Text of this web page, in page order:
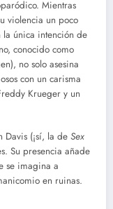
Mientras
violencia un poco
la única intención de
conocido como
no solo asesina
con un carisma
Krueger y un
Davis (¡sí, la de Sex
Su presencia añade
se imagina a
en ruinas.